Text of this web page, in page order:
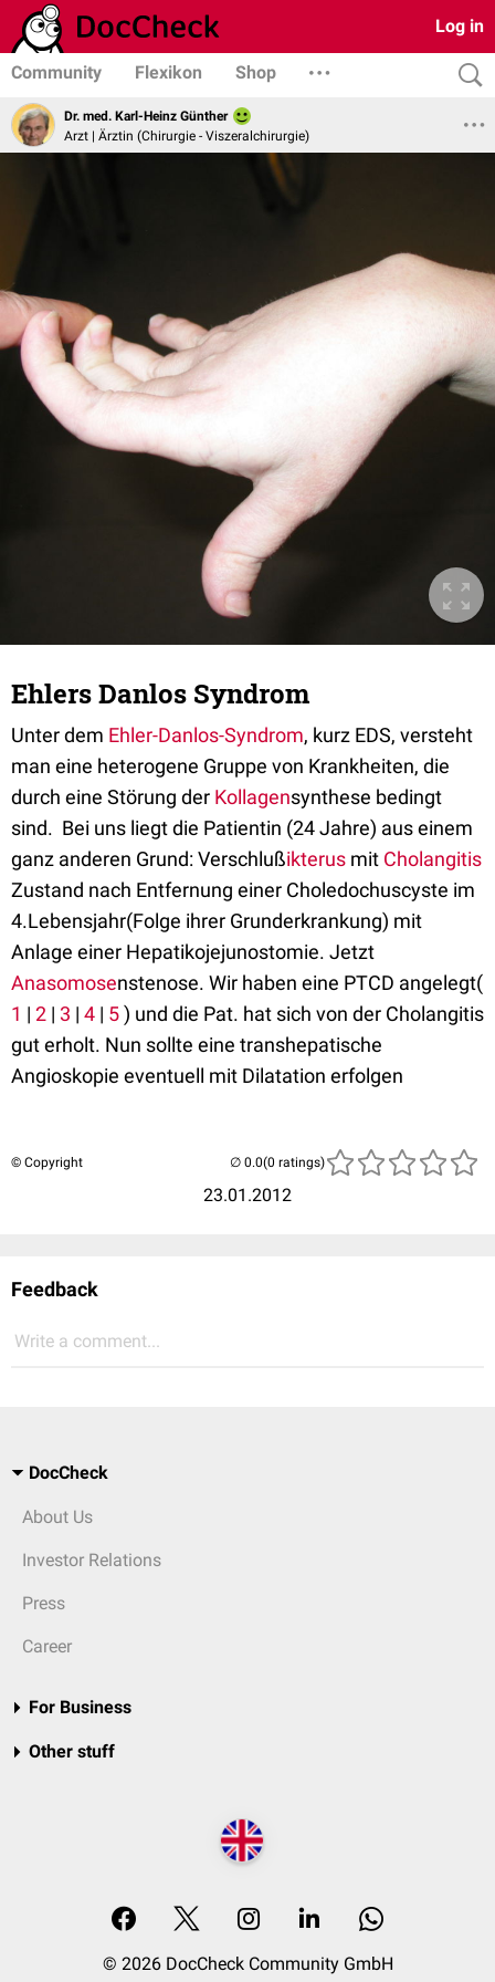
Log in
Community Flexikon Shop
Dr. med. Karl-Heinz Günther
Arzt | Ärztin (Chirurgie - Viszeralchirurgie)
Ehlers Danlos Syndrom
Unter dem Ehler-Danlos-Syndrom, kurz EDS, versteht
man eine heterogene Gruppe von Krankheiten, die
durch eine Störung der Kollagensynthese bedingt
sind. Bei uns liegt die Patientin (24 Jahre) aus einem
ganz anderen Grund: Verschlußikterus mit Cholangitis
Zustand nach Entfernung einer Choledochuscyste im
4.Lebensjahr(Folge ihrer Grunderkrankung) mit
Anlage einer Hepatikojejunostomie. Jetzt
Anasomosenstenose. Wir haben eine PTCD angelegt(
1 | 2 | 3 | 4 | 5) und die Pat. hat sich von der Cholangitis
gut erholt. Nun sollte eine transhepatische
Angioskopie eventuell mit Dilatation erfolgen
© Copyright
23.01.2012
(0 ratings)
Feedback
Write a comment...
DocCheck
About Us
Investor Relations
Press
Career
For Business
Other stuff
© 2026 DocCheck Community GmbH